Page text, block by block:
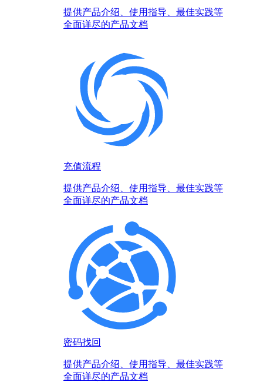
提供产品介绍、使用指导、最佳实践等
全面详尽的产品文档
充值流程
提供产品介绍、使用指导、最佳实践等
全面详尽的产品文档
密码找回
提供产品介绍、使用指导、最佳实践等
全面详尽的产品文档